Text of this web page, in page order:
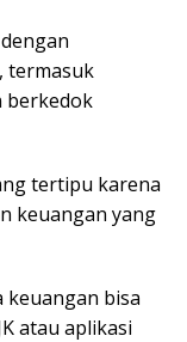
termasuk
berkedok
tertipu karena
keuangan yang
keuangan bisa
atau aplikasi